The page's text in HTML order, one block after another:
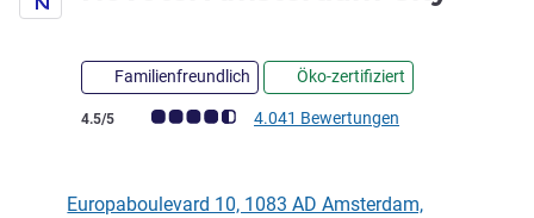
Familienfreundlich Öko-zertifiziert
Note Kundenmeinungen (Bewertung ALL)
4.5/5 4.041 Bewertungen
Europaboulevard 10, 1083 AD Amsterdam,